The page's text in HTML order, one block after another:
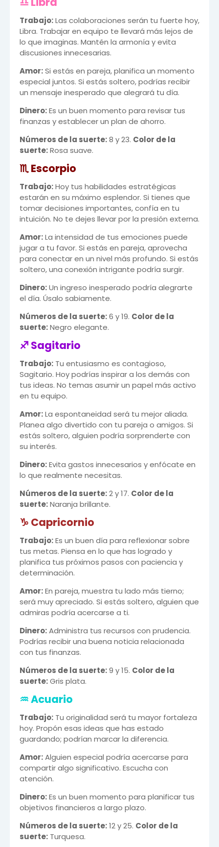
Trabajo:Las colaboraciones serán tu fuerte hoy,
Libra. Trabajar en equipo te llevará más lejos de
lo que imaginas. Mantén la armonía y evita
discusiones innecesarias.
Amor:Si estás en pareja, planifica un momento
especial juntos. Si estás soltero, podrías recibir
un mensaje inesperado que alegrará tu día.
Dinero:Es un buen momento para revisar tus
finanzas y establecer un plan de ahorro.
Números de la suerte:8 y 23. Color de la
suerte:Rosa suave.
♏ Escorpio
Trabajo:Hoy tus habilidades estratégicas
estarán en su máximo esplendor. Si tienes que
tomar decisiones importantes, confía en tu
intuición. No te dejes llevar por la presión externa.
Amor:La intensidad de tus emociones puede
jugar a tu favor. Si estás en pareja, aprovecha
para conectar en un nivel más profundo. Si estás
soltero, una conexión intrigante podría surgir.
Dinero:Un ingreso inesperado podría alegrarte
el día. Úsalo sabiamente.
Números de la suerte:6 y 19. Color de la
suerte:Negro elegante.
♐ Sagitario
Trabajo: Tu entusiasmo es contagioso,
Sagitario. Hoy podrías inspirar a los demás con
tus ideas. No temas asumir un papel más activo
en tu equipo.
Amor:La espontaneidad será tu mejor aliada.
Planea algo divertido con tu pareja o amigos. Si
estás soltero, alguien podría sorprenderte con
su interés.
Dinero:Evita gastos innecesarios y enfócate en
lo que realmente necesitas.
Números de la suerte:2 y 17. Color de la
suerte:Naranja brillante.
♑ Capricornio
Trabajo:Es un buen día para reflexionar sobre
tus metas. Piensa en lo que has logrado y
planifica tus próximos pasos con paciencia y
determinación.
Amor:En pareja, muestra tu lado más tierno;
será muy apreciado. Si estás soltero, alguien que
admiras podría acercarse a ti.
Dinero:Administra tus recursos con prudencia.
Podrías recibir una buena noticia relacionada
con tus finanzas.
Números de la suerte:9 y 15. Color de la
suerte:Gris plata.
♒ Acuario
Trabajo: Tu originalidad será tu mayor fortaleza
hoy. Propón esas ideas que has estado
guardando; podrían marcar la diferencia.
Amor:Alguien especial podría acercarse para
compartir algo significativo. Escucha con
atención.
Dinero:Es un buen momento para planificar tus
objetivos financieros a largo plazo.
Números de la suerte:12 y 25. Color de la
suerte: Turquesa.